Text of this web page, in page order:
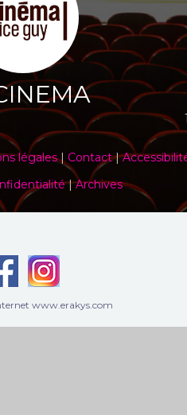
légales| Contact|
|Archives
www.erakys.com